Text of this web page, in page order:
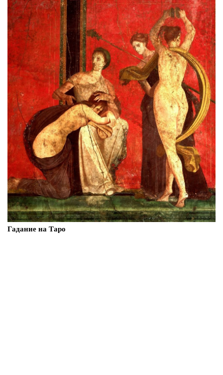
Гадание на Таро